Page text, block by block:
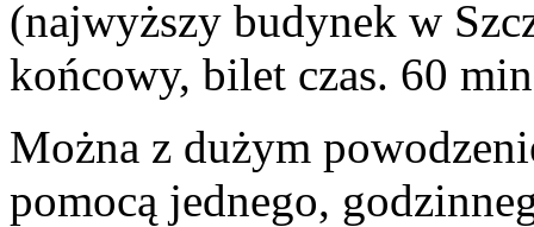
(najwyższy budynek w
końcowy, bilet czas. 60
Można z dużym
pomocą jednego,